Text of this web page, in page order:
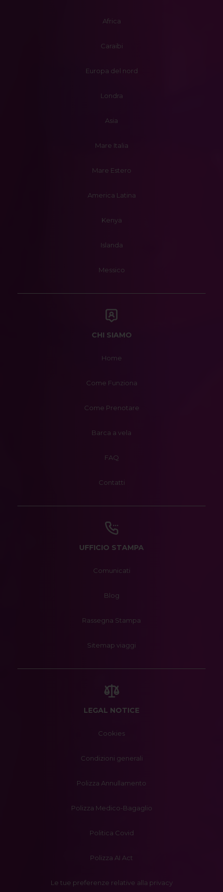
Africa
Caraibi
Europa del nord
Londra
Asia
Mare Italia
Mare Estero
America Latina
Kenya
Islanda
Messico
CHI SIAMO
Home
Come Funziona
Come Prenotare
Barca a vela
FAQ
Contatti
UFFICIO STAMPA
Comunicati
Blog
Rassegna Stampa
Sitemap viaggi
LEGAL NOTICE
Cookies
Condizioni generali
Polizza Annullamento
Polizza Medico-Bagaglio
Politica Covid
Polizza AI Act
Le tue preferenze relative alla privacy